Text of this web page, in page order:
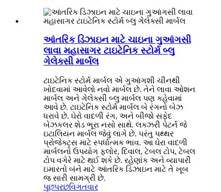
આંતરિક ડિઝાઇન માટે ચાઇના ગુઆંગસી
લાવા મહાસાગર ટાઇટેનિક સ્ટોર્મ બ્લુ
ગેલેક્સી માર્બલ
ટાઇટેનિક સ્ટોર્મ માર્બલ એ ગુઆંગશી ચીનથી
ખોદવામાં આવેલો નવો માર્બલ છે. તેને લાવા ઓશન
માર્બલ અને ગેલેક્સી બ્લુ માર્બલ પણ કહેવામાં
આવે છે. ટાઇટેનિક સ્ટોર્મ માર્બલ બે રંગનો બેઝ
ધરાવે છે. ઘેરો વાદળી રંગ, અને બીજો સફેદ
બેઝકલર શેડ ભૂરા નસો સાથે. લક્ઝરી પેટર્ન જે
ઇટાલિયન માર્બલ જેવું લાગે છે. પરંતુ પથ્થર
પ્રોજેક્ટ્સ માટે સ્પર્ધાત્મક ભાવ. આ ઘેરા વાદળી
માર્બલનો ઉપયોગ ફ્લોર, દિવાલ, ટેબલ ટોપ, ટેબલ
ટોપ વગેરે માટે થઈ શકે છે. રહેણાંક અને વ્યાપારી
ઇમારતો બંને માટે આંતરિક ડિઝાઇન માટે તે ખૂબ
જ સારી સામગ્રી છે.
પૂછપરછવિગતવાર